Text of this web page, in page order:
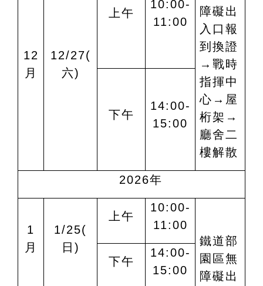
12
月
12/27(
六)
上午
10:00-
11:00
障礙出
入口報
到換證
→戰時
指揮中
心→屋
桁架→
廳舍二
樓解散
下午
14:00-
15:00
2026年
1
月
1/25(
日)
上午
10:00-
11:00
鐵道部
園區無
障礙出
下午
14:00-
15:00